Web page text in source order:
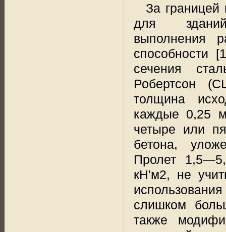
За
для
выполнения
способности
сечения
Робертсон
толщина
каждые 0,25
четыре или
бетона,
Пролет
кН'м2, не
слишком
также